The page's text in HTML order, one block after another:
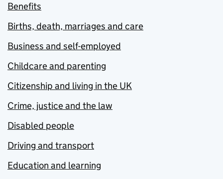
Benefits
Births, death, marriages and care
Business and self-employed
Childcare and parenting
Citizenship and living in the UK
Crime, justice and the law
Disabled people
Driving and transport
Education and learning